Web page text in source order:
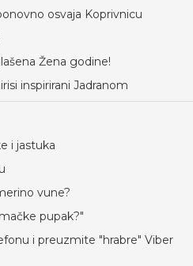
osvaja Koprivnicu
Žena godine!
inspirirani Jadranom
i jastuka
vune?
pupak?"
i preuzmite "hrabre" Viber